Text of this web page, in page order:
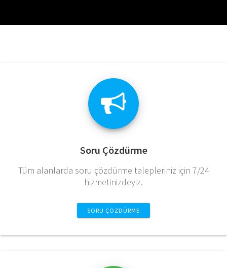
Soru Çözdürme
Tüm alanlarda soru çözdürme talepleriniz için 7/24
hizmetinizdeyiz.
SORU ÇÖZDÜRME